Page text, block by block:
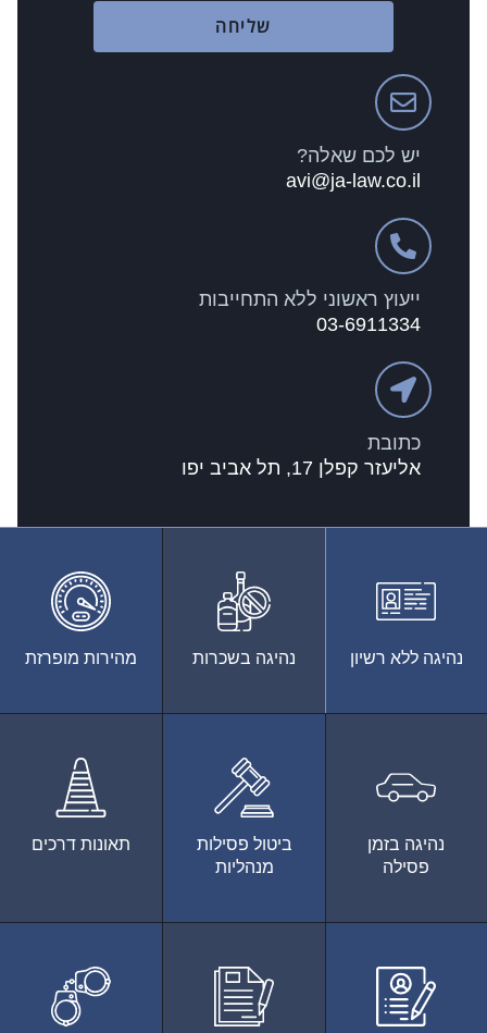
שליחה
יש לכם שאלה?
avi@ja-law.co.il
ייעוץ ראשוני ללא התחייבות
03-6911334
כתובת
אליעזר קפלן 17, תל אביב יפו
נהיגה ללא רשיון נהיגה בשכרות מהירות מופרזת
נהיגה בזמן
פסילה
ביטול פסילות
מנהליות
תאונות דרכים